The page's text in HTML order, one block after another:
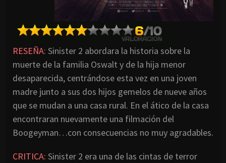
RESEÑA: Sinister 2 abordara la historia sobre la
muerte de la familia Oswalt y de la hija menor
desaparecida, centrándose esta vez en una joven
madre junto a sus dos hijos gemelos de nueve años
que se mudan a una casa rural. En el ático de la casa
encontraran nuevamente una filmación del
Boogeyman…con consecuencias no muy agradables.
CRITICA: Sinister 2 era una de las cintas de terror